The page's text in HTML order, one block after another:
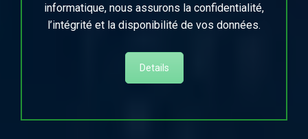
informatique, nous assurons la confidentialité,
l’intégrité et la disponibilité de vos données.
Details